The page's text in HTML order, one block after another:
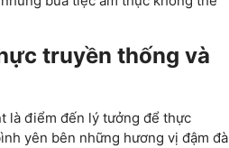
truyền thống và
là điểm đến lý tưởng để thực
yên bên những hương vị đậm đà